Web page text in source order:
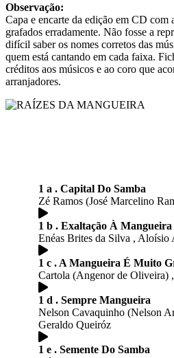
Observação:
Capa e encarte da edição em CD com
grafados erradamente. Não fosse a
difícil saber os nomes corretos das
quem está cantando em cada faixa.
créditos aos músicos e ao coro que
arranjadores.
1 a . Capital Do Samba
Zé Ramos (José Marcelino
1 b . Exaltação À Mangueira
Enéas Brites da Silva , Aloísio
1 c . A Mangueira É Muito
Cartola (Angenor de Oliveira)
1 d . Sempre Mangueira
Nelson Cavaquinho (Nelson
Geraldo Queiróz
1 e . Semente Do Samba